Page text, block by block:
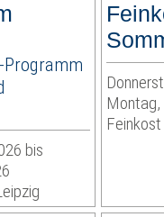
bis
Feinkost